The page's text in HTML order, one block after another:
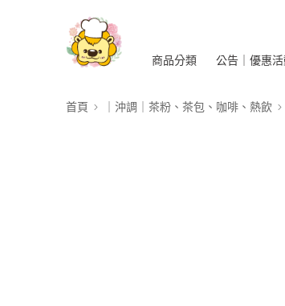
商品分類 公告｜優惠
首頁 ｜沖調｜茶粉、茶包、咖啡、熱飲